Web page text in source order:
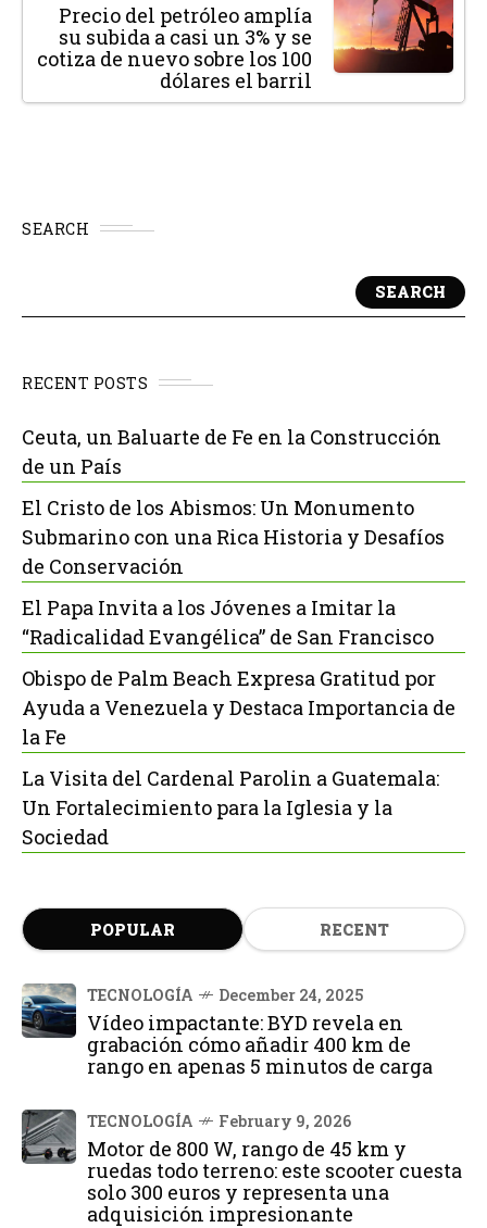
Precio del petróleo amplía
su subida a casi un 3% y se
cotiza de nuevo sobre los 100
dólares el barril
SEARCH
SEARCH
RECENT POSTS
Ceuta, un Baluarte de Fe en la Construcción
de un País
El Cristo de los Abismos: Un Monumento
Submarino con una Rica Historia y Desafíos
de Conservación
El Papa Invita a los Jóvenes a Imitar la
“Radicalidad Evangélica” de San Francisco
Obispo de Palm Beach Expresa Gratitud por
Ayuda a Venezuela y Destaca Importancia de
la Fe
La Visita del Cardenal Parolin a Guatemala:
Un Fortalecimiento para la Iglesia y la
Sociedad
POPULAR RECENT
TECNOLOGÍA December 24, 2025
Vídeo impactante: BYD revela en
grabación cómo añadir 400 km de
rango en apenas 5 minutos de carga
TECNOLOGÍA February 9, 2026
Motor de 800 W, rango de 45 km y
ruedas todo terreno: este scooter cuesta
solo 300 euros y representa una
adquisición impresionante